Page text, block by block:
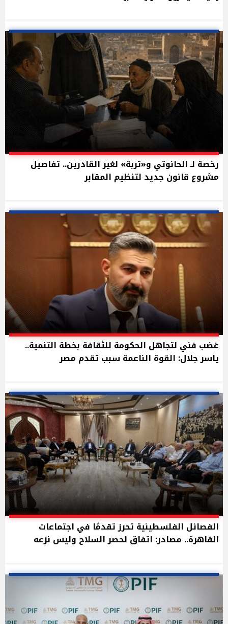
رخصة لـ الحانوتي و«تربة» لغير القادرين.. تفاصيل
مشروع قانون جديد لتنظيم المقابر
غضب فني لتجاهل الحكومة للثقافة بخطة التنمية..
ياسر جلال: القوة الناعمة سبب تقدم مصر
الفصائل الفلسطينية تحرز تقدمًا في اجتماعات
القاهرة.. مصادر: اتفاق لحصر السلاح وليس نزعه